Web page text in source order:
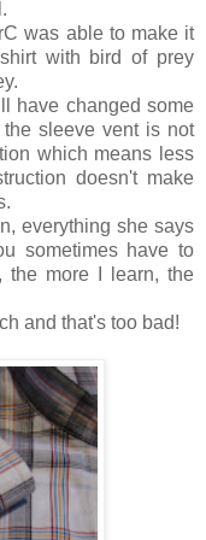
was able to make it
with bird of prey
have changed some
sleeve vent is not
which means less
doesn't make
everything she says
sometimes have to
the more I learn, the
and that's too bad!